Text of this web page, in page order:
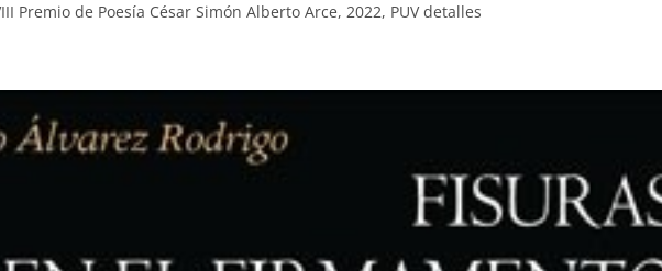
Premio de Poesía César Simón Alberto Arce, 2022, PUV detalles